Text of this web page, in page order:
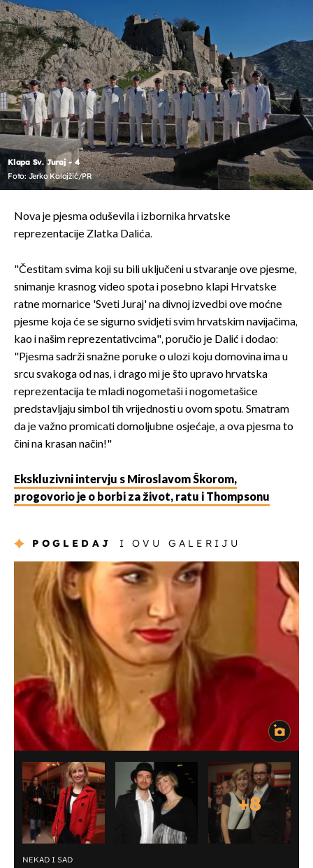
Klapa Sv. Juraj - 4
Foto: Jerko Kalajžić/PR
Nova je pjesma oduševila i izbornika hrvatske
reprezentacije Zlatka Dalića.
"Čestitam svima koji su bili uključeni u stvaranje ove pjesme,
snimanje krasnog video spota i posebno klapi Hrvatske
ratne mornarice 'Sveti Juraj' na divnoj izvedbi ove moćne
pjesme koja će se sigurno svidjeti svim hrvatskim navijačima,
kao i našim reprezentativcima", poručio je Dalić i dodao:
"Pjesma sadrži snažne poruke o ulozi koju domovina ima u
srcu svakoga od nas, i drago mi je što upravo hrvatska
reprezentacija te mladi nogometaši i nogometašice
predstavljaju simbol tih vrijednosti u ovom spotu. Smatram
da je važno promicati domoljubne osjećaje, a ova pjesma to
čini na krasan način!"
Ekskluzivni intervju s Miroslavom Škorom,
progovorio je o borbi za život, ratu i Thompsonu
POGLEDAJ I OVU GALERIJU
+8
NEKAD I SAD